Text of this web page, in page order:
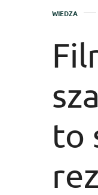
WIEDZA
to